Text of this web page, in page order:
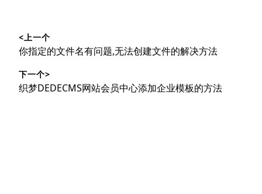
章
导
航
<上一个
上
文
章：
你指定的文件名有问题,无法创建文件的解决方法
下一个>
下
织梦DEDECMS网站会员中心添加企业模板的方法